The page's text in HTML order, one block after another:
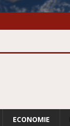
ECONOMIE